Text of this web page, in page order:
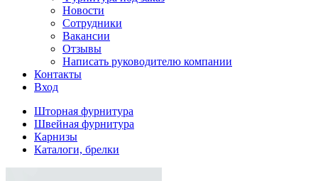
Новости
Сотрудники
Вакансии
Отзывы
Написать руководителю компании
Контакты
Вход
Шторная фурнитура
Швейная фурнитура
Карнизы
Каталоги, брелки